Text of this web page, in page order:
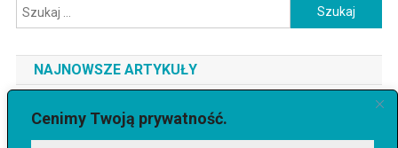
Cenimy Twoją prywatność.
Szukaj:
NAJNOWSZE ARTYKUŁY
Jaki telefon do 3500 zł wybrać? Ranking najlepszych modeli
[2026]